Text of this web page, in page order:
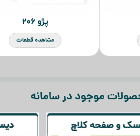
پراید
مشاهده قطعات
موجود در سامانه